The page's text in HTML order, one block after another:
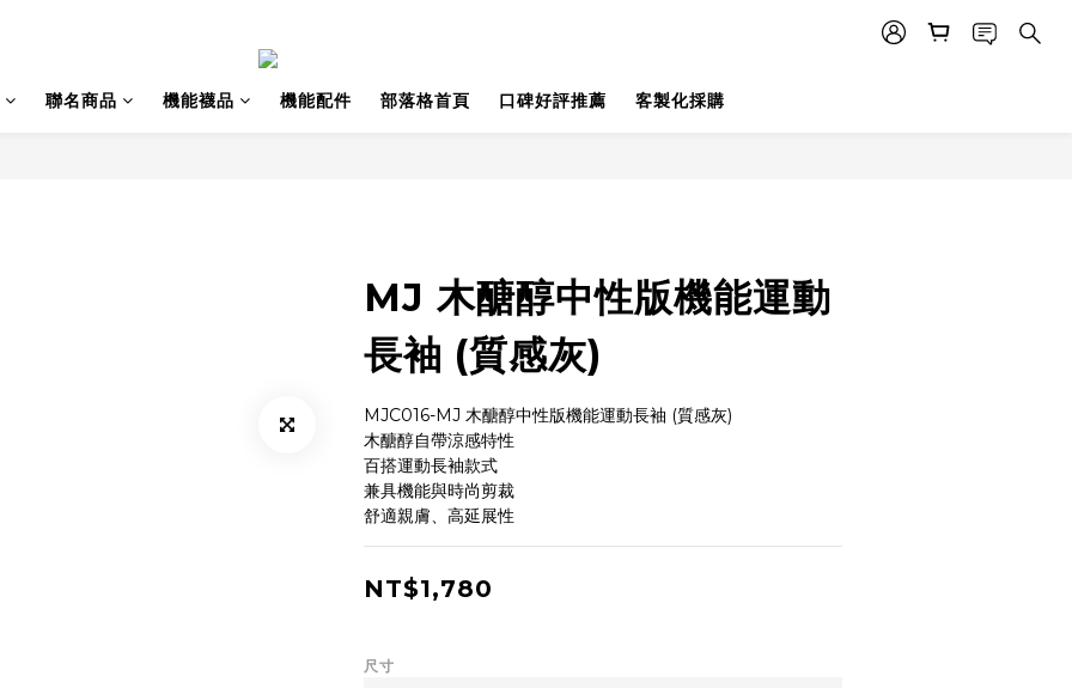
聯名商品 機能襪品 機能配件 部落格首頁 口碑好評推薦 客製化採購
MJ 木醣醇中性版機能運動
長袖 (質感灰)
MJC016-MJ 木醣醇中性版機能運動長袖 (質感灰)
木醣醇自帶涼感特性
百搭運動長袖款式
兼具機能與時尚剪裁
舒適親膚、高延展性
NT$1,780
尺寸